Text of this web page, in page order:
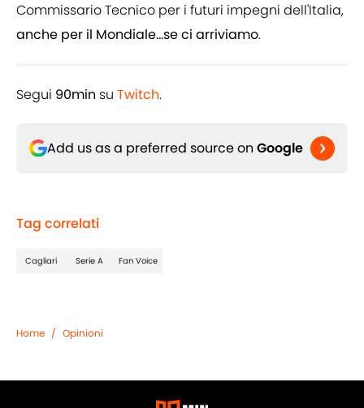
Commissario Tecnico per i futuri impegni dell'Italia,
anche per il Mondiale...se ci arriviamo.
Segui 90min su Twitch.
Add us as a preferred source on Google
Tag correlati
Cagliari Serie A Fan Voice
Home / Opinioni